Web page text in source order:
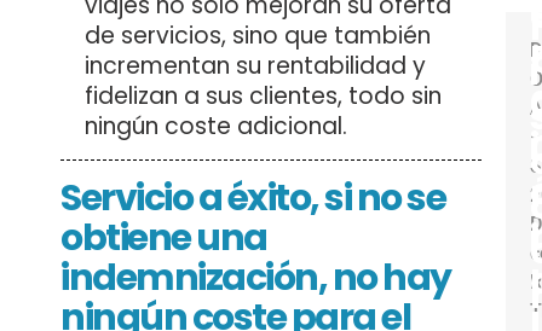
de servicios, sino que también
incrementan su rentabilidad y
fidelizan a sus clientes, todo sin
ningún coste adicional.
Servicio a éxito, si no se
obtiene una
indemnización, no hay
ningún coste para el
–i
i
i
l